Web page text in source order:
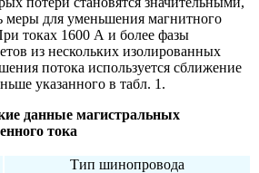
меры для уменьшения магнитного
токах 1600 А и более фазы
из нескольких изолированных
потока используется сближение
указанного в табл. 1.
данные магистральных
тока
Тип шинопровода